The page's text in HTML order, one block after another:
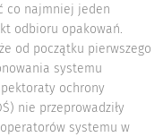
co najmniej jeden
odbioru opakowań.
od początku pierwszego
systemu
ochrony
nie przeprowadziły
systemu w